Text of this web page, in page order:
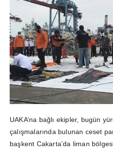
UAKA’na bağlı ekipler, bugün
çalışmalarında bulunan ceset
başkent Cakarta’da liman